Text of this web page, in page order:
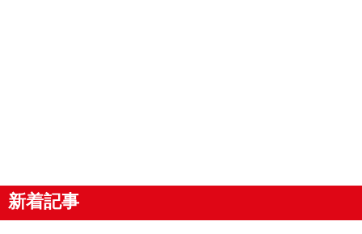
新着記事